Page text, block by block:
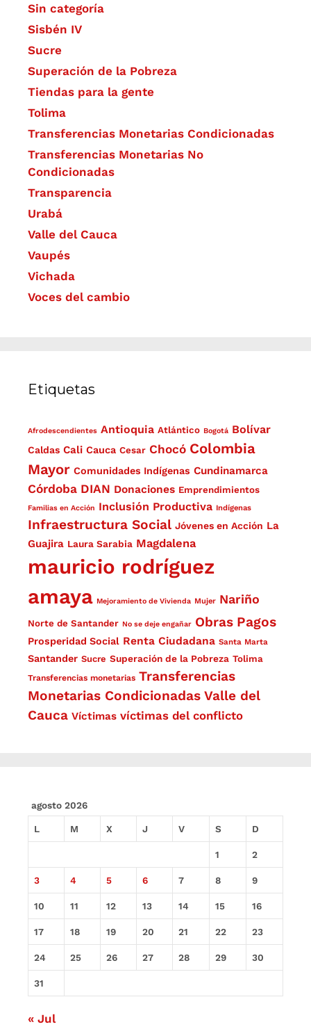
Sin categoría
Sisbén IV
Sucre
Superación de la Pobreza
Tiendas para la gente
Tolima
Transferencias Monetarias Condicionadas
Transferencias Monetarias No
Condicionadas
Transparencia
Urabá
Valle del Cauca
Vaupés
Vichada
Voces del cambio
Etiquetas
Afrodescendientes Antioquia Atlántico Bogotá Bolívar
Caldas Cali Cauca Cesar Chocó Colombia
Mayor Comunidades Indígenas Cundinamarca
Córdoba DIAN Donaciones Emprendimientos
Familias en Acción Inclusión Productiva Indígenas
Infraestructura Social Jóvenes en Acción La
Guajira Laura Sarabia Magdalena
mauricio rodríguez
amaya Mejoramiento de Vivienda Mujer Nariño
Norte de Santander No se deje engañar Obras Pagos
Prosperidad Social Renta Ciudadana Santa Marta
Santander Sucre Superación de la Pobreza Tolima
Transferencias monetarias Transferencias
Monetarias Condicionadas Valle del
Cauca Víctimas víctimas del conflicto
agosto 2026
L M X J V S D
1 2
3 4 5 6 7 8 9
10 11 12 13 14 15 16
17 18 19 20 21 22 23
24 25 26 27 28 29 30
31
« Jul